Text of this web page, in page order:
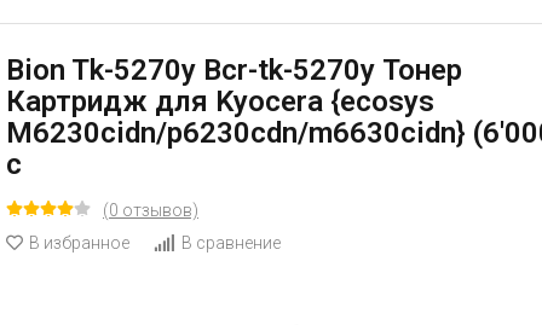
Bion Tk-5270y Bcr-tk-5270y Тонер
Картридж для Kyocera {ecosys
M6230cidn/p6230cdn/m6630cidn}
с
(0 отзывов)
В избранное
В сравнение